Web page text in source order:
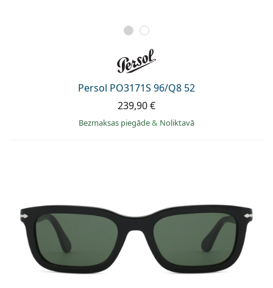
Persol PO3171S 96/Q8 52
239,90 €
Bezmaksas piegāde& Noliktavā